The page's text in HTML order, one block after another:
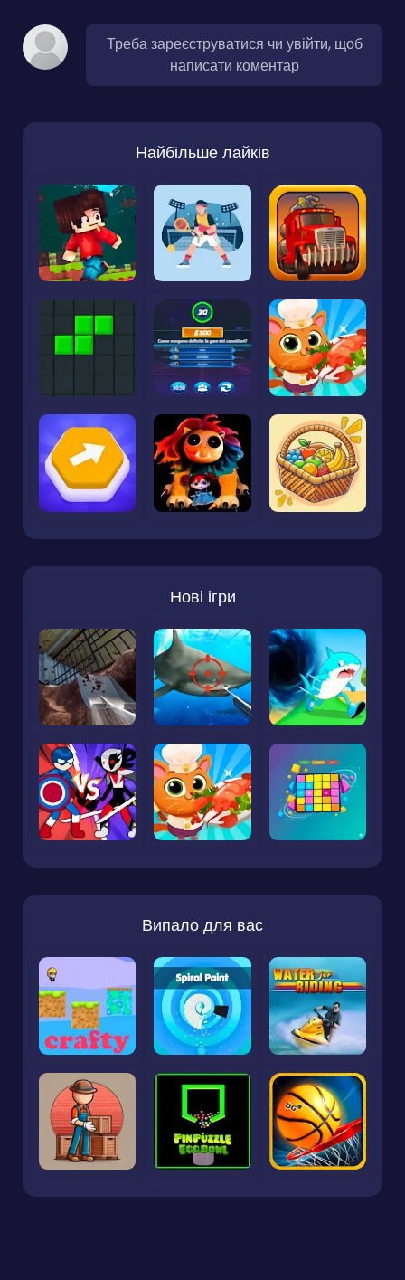
Треба зареєструватися чи увійти, щоб
написати коментар
Найбільше лайків
Нові ігри
Випало для вас